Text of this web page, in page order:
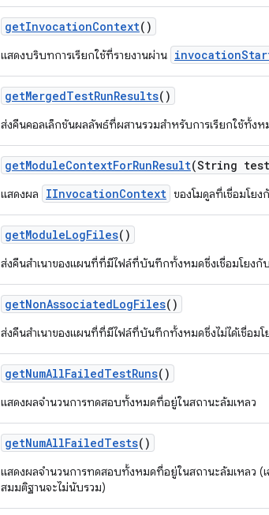
getInvocationContext()
แสดงบริบทการเรียกใช้ที่รายงานผ่าน
getMergedTestRunResults()
ส่งคืนคอลเล็กชันผลลัพธ์ที่ผสานรวมสำหรับการเรียกใช้ทั้งห
getModuleContextForRunResult(String test
แสดงผล IInvocationContext ของโมดูลที่เชื่อมโย
getModuleLogFiles()
ส่งคืนสำเนาของแผนที่ที่มีไฟล์ที่บันทึกทั้งหมดซึ่งเชื่อมโยงกั
getNonAssociatedLogFiles()
ส่งคืนสำเนาของแผนที่ที่มีไฟล์ที่บันทึกทั้งหมดซึ่งไม่ได้เชื่อม
getNumAllFailedTestRuns()
แสดงผลจำนวนการทดสอบทั้งหมดที่อยู่ในสถานะล้มเหลว
getNumAllFailedTests()
แสดงผลจำนวนการทดสอบทั้งหมดที่อยู่ในสถานะล้มเหลว (เ
สมมติฐานจะไม่นับรวม)